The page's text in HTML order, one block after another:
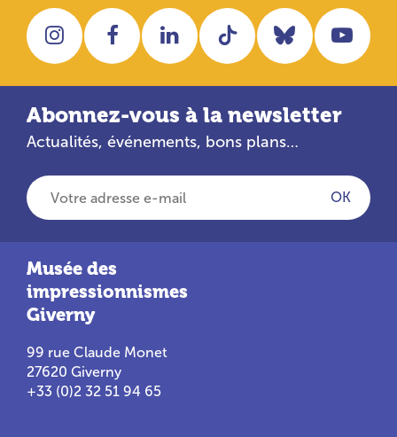
InstagramFacebookLinkedInTiktok Bluesky
Abonnez-vous à la newsletter
Actualités, événements, bons plans…
Votre adresse e-mail
OK
Musée des
impressionnismes
Giverny
99 rue Claude Monet
27620 Giverny
+33 (0)2 32 51 94 65